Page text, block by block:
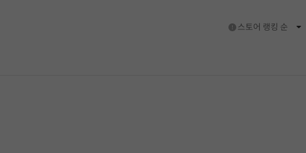
도움말
스토어 랭킹 순